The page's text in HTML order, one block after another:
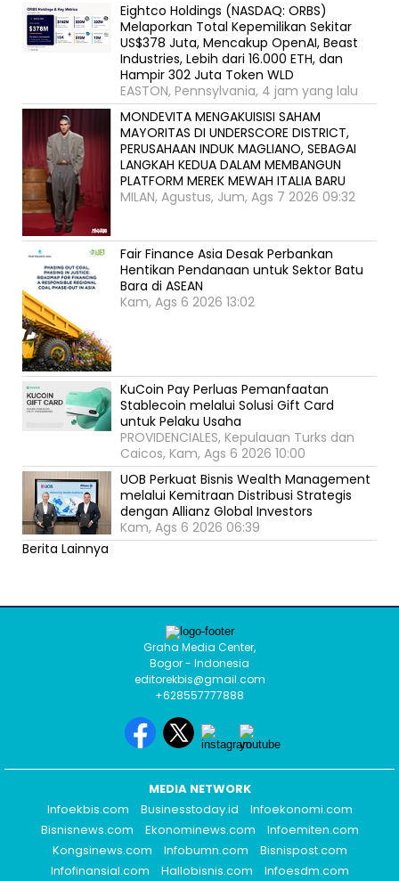
Eightco Holdings (NASDAQ: ORBS)
Melaporkan Total Kepemilikan Sekitar
US$378 Juta, Mencakup OpenAI, Beast
Industries, Lebih dari 16.000 ETH, dan
Hampir 302 Juta Token WLD
EASTON, Pennsylvania, 4 jam yang lalu
MONDEVITA MENGAKUISISI SAHAM
MAYORITAS DI UNDERSCORE DISTRICT,
PERUSAHAAN INDUK MAGLIANO, SEBAGAI
LANGKAH KEDUA DALAM MEMBANGUN
PLATFORM MEREK MEWAH ITALIA BARU
MILAN, Agustus, Jum, Ags 7 2026 09:32
Fair Finance Asia Desak Perbankan
Hentikan Pendanaan untuk Sektor Batu
Bara di ASEAN
Kam, Ags 6 2026 13:02
KuCoin Pay Perluas Pemanfaatan
Stablecoin melalui Solusi Gift Card
untuk Pelaku Usaha
PROVIDENCIALES, Kepulauan Turks dan
Caicos, Kam, Ags 6 2026 10:00
UOB Perkuat Bisnis Wealth Management
melalui Kemitraan Distribusi Strategis
dengan Allianz Global Investors
Kam, Ags 6 2026 06:39
Berita Lainnya
Graha Media Center,
Bogor - Indonesia
editorekbis@gmail.com
+628557777888
MEDIA NETWORK
Infoekbis.com
Businesstoday.id
Infoekonomi.com
Bisnisnews.com
Ekonominews.com
Infoemiten.com
Kongsinews.com
Infobumn.com
Bisnispost.com
Infofinansial.com
Hallobisnis.com
Infoesdm.com